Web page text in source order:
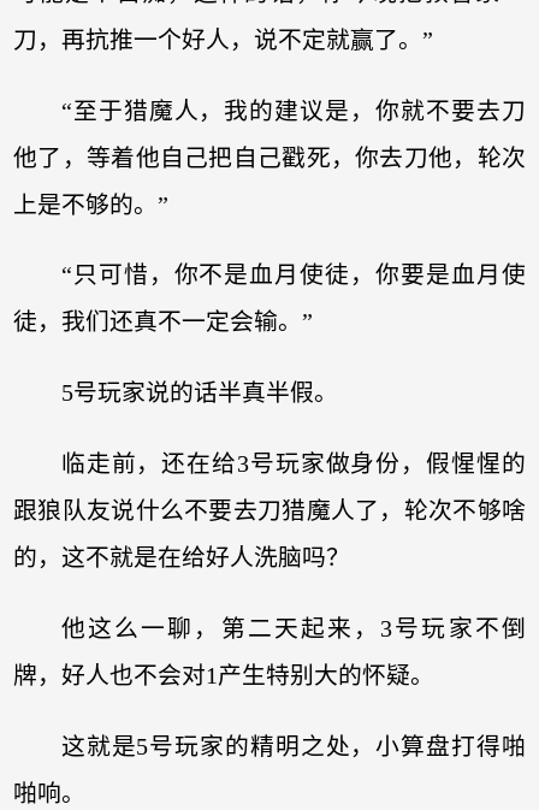
刀，再抗推一个好人，说不定就赢了。”
“至于猎魔人，我的建议是，你就不要去刀
他了，等着他自己把自己戳死，你去刀他，轮次
上是不够的。”
“只可惜，你不是血月使徒，你要是血月使
徒，我们还真不一定会输。”
5号玩家说的话半真半假。
临走前，还在给3号玩家做身份，假惺惺的
跟狼队友说什么不要去刀猎魔人了，轮次不够啥
的，这不就是在给好人洗脑吗？
他这么一聊，第二天起来，3号玩家不倒
牌，好人也不会对1产生特别大的怀疑。
这就是5号玩家的精明之处，小算盘打得啪
啪响。